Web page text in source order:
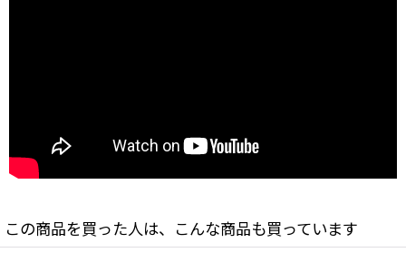
この商品を買った人は、こんな商品も買っています